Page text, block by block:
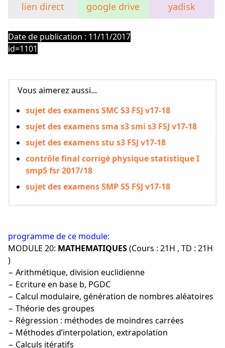
lien direct
google drive yadisk
Date de publication : 11/11/2017
id=1101
Vous aimerez aussi...
sujet des examens SMC S3 FSJ v17-18
sujet des examens sma s3 smi s3 FSJ v17-18
sujet des examens stu s3 FSJ v17-18
contrôle final corrigé physique statistique I
smp5 fsr 2017/18
sujet des examens SMP S5 FSJ v17-18
programme de ce module:
MODULE 20: MATHEMATIQUES(Cours : 21H , TD : 21H
)
− Arithmétique, division euclidienne
− Ecriture en base b, PGDC
− Calcul modulaire, génération de nombres aléatoires
− Théorie des groupes
− Régression : méthodes de moindres carrées
− Méthodes d’interpolation, extrapolation
− Calculs itératifs